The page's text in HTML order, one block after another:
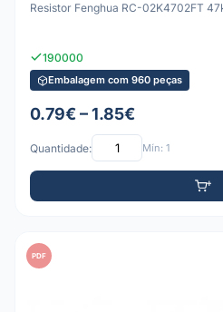
Resistor Fenghua RC-02K4702FT
190000
Embalagem com 960 peças
0.79€ – 1.85€
Quantidade: Mín: 1
PDF